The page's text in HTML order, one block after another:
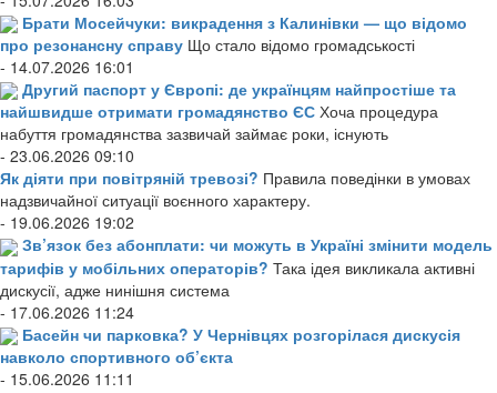
Брати Мосейчуки: викрадення з Калинівки — що відомо
про резонансну справу Що стало відомо громадськості
- 14.07.2026 16:01
Другий паспорт у Європі: де українцям найпростіше та
найшвидше отримати громадянство ЄС Хоча процедура
набуття громадянства зазвичай займає роки, існують
- 23.06.2026 09:10
Як діяти при повітряній тревозі? Правила поведінки в умовах
надзвичайної ситуації воєнного характеру.
- 19.06.2026 19:02
Зв’язок без абонплати: чи можуть в Україні змінити модель
тарифів у мобільних операторів? Така ідея викликала активні
дискусії, адже нинішня система
- 17.06.2026 11:24
Басейн чи парковка? У Чернівцях розгорілася дискусія
навколо спортивного об’єкта
- 15.06.2026 11:11